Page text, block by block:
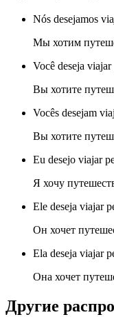
Nós desejamos
Мы хотим
Você deseja
Вы хотите
Vocês desejam
Вы хотите
Eu desejo viajar
Я хочу
Ele deseja viajar
Он хочет
Ela deseja viajar
Она хочет
Другие